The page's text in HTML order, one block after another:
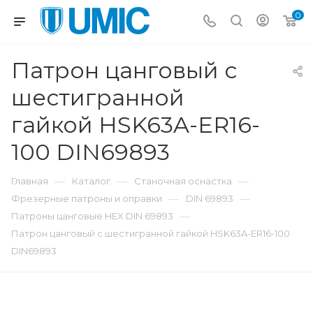
0
Патрон цанговый с
шестигранной
гайкой HSK63A-ER16-
100 DIN69893
Главная — Каталог — Станочная оснастка —
Фрезерные патроны и оправки — DIN 69893 —
Патроны цанговые HEX DIN 69893 —
Патрон цанговый с шестигранной гайкой HSK63A-ER16-100
DIN69893